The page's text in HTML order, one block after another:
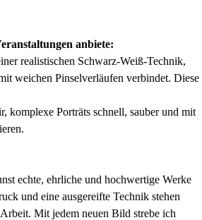
anbiete:
realistischen Schwarz-Weiß-Technik,
weichen Pinselverläufen verbindet. Diese
komplexe Porträts schnell, sauber und mit
echte, ehrliche und hochwertige Werke
und eine ausgereifte Technik stehen
Mit jedem neuen Bild strebe ich